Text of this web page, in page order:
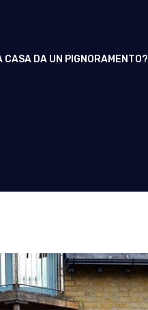
CASA DA UN PIGNORAMENTO?